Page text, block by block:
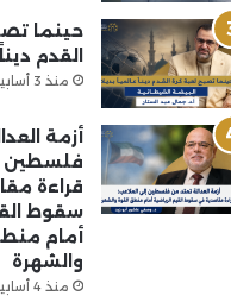
حينما
القدم
منذ 3 أسابيع
أزمة
فلسطين
قراءة
سقوط
أمام
والشهرة
منذ 4 أسابيع